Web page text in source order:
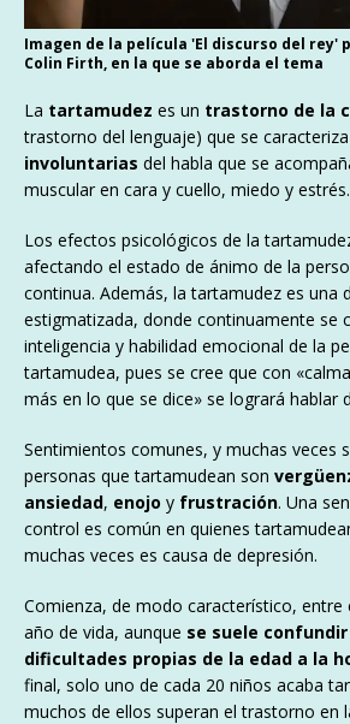
Imagen de la película 'El discurso del rey'
Colin Firth, en la que se aborda el tema
La tartamudez es un trastorno de la
trastorno del lenguaje) que se
involuntarias del habla que se
muscular en cara y cuello, miedo y estrés.​
Los efectos psicológicos de la
afectando el estado de ánimo de la
continua. Además, la tartamudez es una
estigmatizada, donde continuamente se
inteligencia y habilidad emocional de la
tartamudea, pues se cree que con
más en lo que se dice» se logrará hablar
Sentimientos comunes, y muchas veces
personas que tartamudean son
ansiedad, enojo y frustración. Una
control es común en quienes
muchas veces es causa de depresión.​
Comienza, de modo característico, entre
año de vida, aunque se suele
dificultades propias de la edad a la
final, solo uno de cada 20 niños acaba
muchos de ellos superan el trastorno en